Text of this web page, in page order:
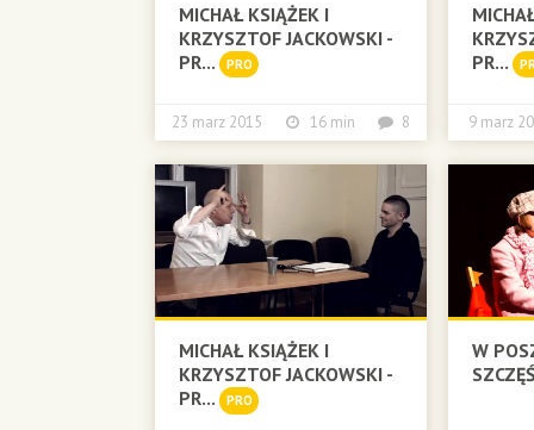
MICHAŁ KSIĄŻEK I
KRZYSZTOF JACKOWSKI -
PR...
PRO
23 marz 2015 16 min 8
PR...
9 marz
MICHAŁ KSIĄŻEK I
KRZYSZTOF JACKOWSKI -
PR...
PRO
W